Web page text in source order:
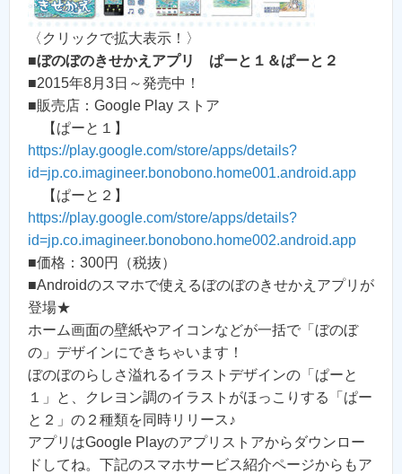
〈クリックで拡大表示！〉
■ぼのぼのきせかえアプリ ぱーと１＆ぱーと２
■2015年8月3日～発売中！
■販売店：Google Play ストア
【ぱーと１】
https://play.google.com/store/apps/details?
id=jp.co.imagineer.bonobono.home001.android.app
【ぱーと２】
https://play.google.com/store/apps/details?
id=jp.co.imagineer.bonobono.home002.android.app
■価格：300円（税抜）
■Androidのスマホで使えるぼのぼのきせかえアプリが
登場★
ホーム画面の壁紙やアイコンなどが一括で「ぼのぼ
の」デザインにできちゃいます！
ぼのぼのらしさ溢れるイラストデザインの「ぱーと
１」と、クレヨン調のイラストがほっこりする「ぱー
と２」の２種類を同時リリース♪
アプリはGoogle Playのアプリストアからダウンロー
ドしてね。下記のスマホサービス紹介ページからもア